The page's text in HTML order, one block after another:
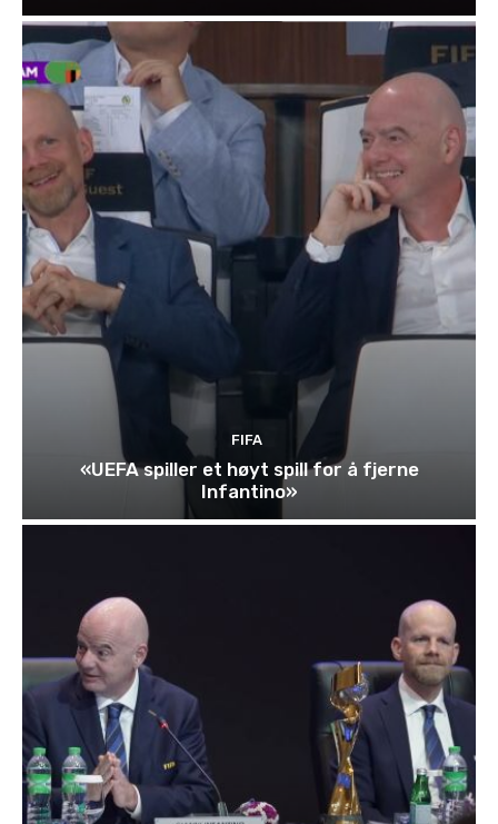
FIFA
«UEFA spiller et høyt spill for å fjerne
Infantino»